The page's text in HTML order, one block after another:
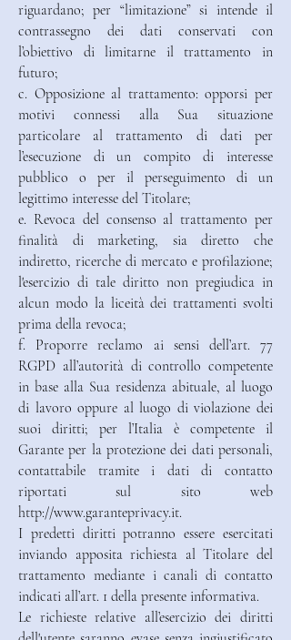
riguardano; per “limitazione” si intende il
contrassegno dei dati conservati con
l’obiettivo di limitarne il trattamento in
futuro;
c. Opposizione al trattamento: opporsi per
motivi connessi alla Sua situazione
particolare al trattamento di dati per
l’esecuzione di un compito di interesse
pubblico o per il perseguimento di un
legittimo interesse del Titolare;
e. Revoca del consenso al trattamento per
finalità di marketing, sia diretto che
indiretto, ricerche di mercato e profilazione;
l'esercizio di tale diritto non pregiudica in
alcun modo la liceità dei trattamenti svolti
prima della revoca;
f. Proporre reclamo ai sensi dell’art. 77
RGPD all’autorità di controllo competente
in base alla Sua residenza abituale, al luogo
di lavoro oppure al luogo di violazione dei
suoi diritti; per l’Italia è competente il
Garante per la protezione dei dati personali,
contattabile tramite i dati di contatto
riportati sul sito web
http://www.garanteprivacy.it.
I predetti diritti potranno essere esercitati
inviando apposita richiesta al Titolare del
trattamento mediante i canali di contatto
indicati all’art. 1 della presente informativa.
Le richieste relative all’esercizio dei diritti